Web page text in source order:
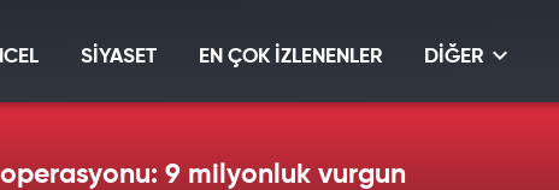
SİYASET EN ÇOK İZLENENLER DİĞER
9 milyonluk vurgun